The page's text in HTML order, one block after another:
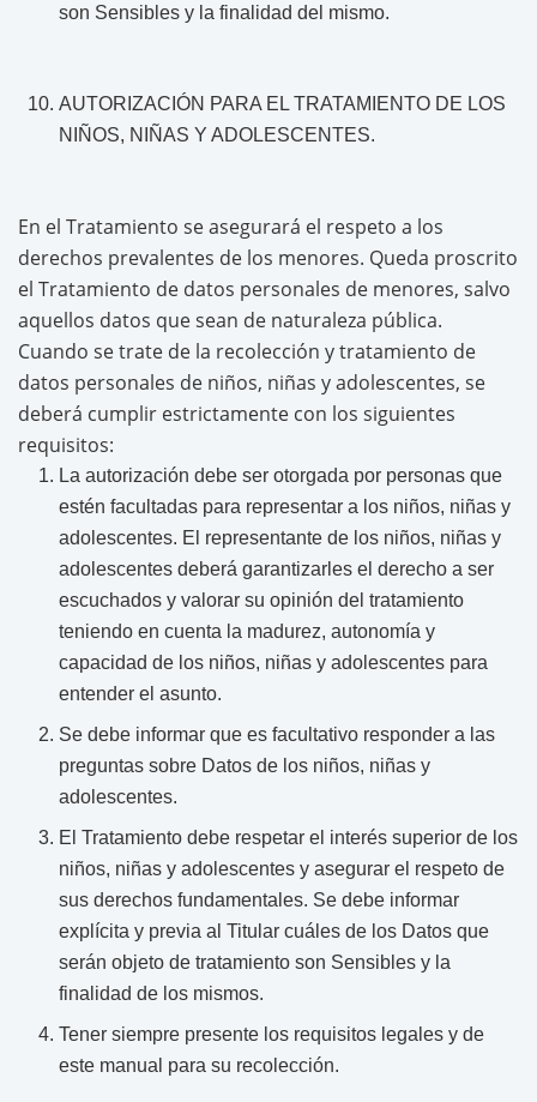
son Sensibles y la finalidad del mismo.
AUTORIZACIÓN PARA EL TRATAMIENTO DE LOS
NIÑOS, NIÑAS Y ADOLESCENTES.
En el Tratamiento se asegurará el respeto a los
derechos prevalentes de los menores. Queda proscrito
el Tratamiento de datos personales de menores, salvo
aquellos datos que sean de naturaleza pública.
Cuando se trate de la recolección y tratamiento de
datos personales de niños, niñas y adolescentes, se
deberá cumplir estrictamente con los siguientes
requisitos:
La autorización debe ser otorgada por personas que
estén facultadas para representar a los niños, niñas y
adolescentes. El representante de los niños, niñas y
adolescentes deberá garantizarles el derecho a ser
escuchados y valorar su opinión del tratamiento
teniendo en cuenta la madurez, autonomía y
capacidad de los niños, niñas y adolescentes para
entender el asunto.
Se debe informar que es facultativo responder a las
preguntas sobre Datos de los niños, niñas y
adolescentes.
El Tratamiento debe respetar el interés superior de los
niños, niñas y adolescentes y asegurar el respeto de
sus derechos fundamentales. Se debe informar
explícita y previa al Titular cuáles de los Datos que
serán objeto de tratamiento son Sensibles y la
finalidad de los mismos.
Tener siempre presente los requisitos legales y de
este manual para su recolección.